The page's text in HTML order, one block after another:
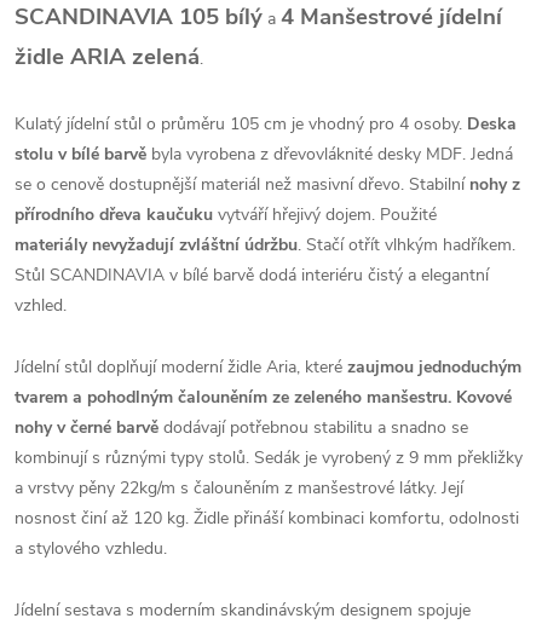
SCANDINAVIA 105 bílý a 4 Manšestrové jídelní
židle ARIA zelená.
Kulatý jídelní stůl o průměru 105 cm je vhodný pro 4 osoby. Deska
stolu v bílé barvě byla vyrobena z dřevovláknité desky MDF. Jedná
se o cenově dostupnější materiál než masivní dřevo. Stabilní nohy z
přírodního dřeva kaučuku vytváří hřejivý dojem. Použité
materiály nevyžadují zvláštní údržbu. Stačí otřít vlhkým hadříkem.
Stůl SCANDINAVIA v bílé barvě dodá interiéru čistý a elegantní
vzhled.
Jídelní stůl doplňují moderní židle Aria, které zaujmou jednoduchým
tvarem a pohodlným čalouněním ze zeleného manšestru. Kovové
nohy v černé barvě dodávají potřebnou stabilitu a snadno se
kombinují s různými typy stolů. Sedák je vyrobený z 9 mm překližky
a vrstvy pěny 22kg/m s čalouněním z manšestrové látky. Její
nosnost činí až 120 kg. Židle přináší kombinaci komfortu, odolnosti
a stylového vzhledu.
Jídelní sestava s moderním skandinávským designem spojuje